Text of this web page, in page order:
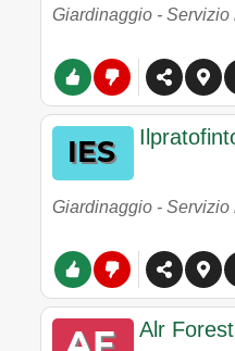
Giardinaggio - Servizio
Giardinaggio - Servizio
Alr